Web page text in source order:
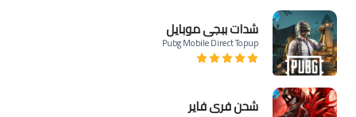
شدات ببجي موبايل
Pubg Mobile Direct Topup
شحن فري فاير